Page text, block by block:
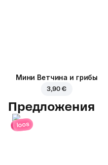
Мини Ветчина и грибы
3,90 €
Предложения
loos